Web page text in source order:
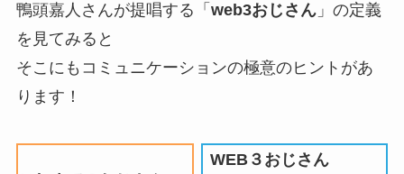
鴨頭嘉人さんが提唱する「 web3おじさん」の定義
を見てみると
そこにもコミュニケーションの極意のヒントがあ
ります！
WEB３おじさん